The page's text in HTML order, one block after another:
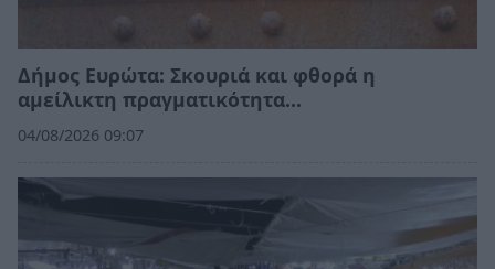
Δήμος Ευρώτα: Σκουριά και φθορά η
αμείλικτη πραγματικότητα…
04/08/2026 09:07